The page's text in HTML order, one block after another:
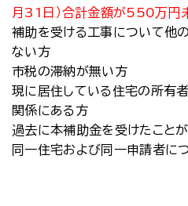
月31日）合計金額が550万円
補助を受ける工事について他
ない方
市税の滞納が無い方
現に居住している住宅の所有
関係にある方
過去に本補助金を受けたことが
同一住宅および同一申請者に